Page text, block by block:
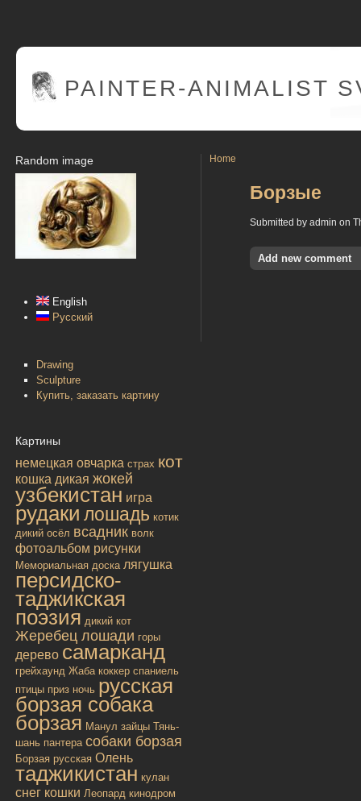
PAINTER-ANIMALIST
Random image
English
Русский
Drawing
Sculpture
Купить, заказать картину
Картины
немецкая овчарка страх кот
кошка дикая жокей
узбекистан игра
рудаки лошадь котик
дикий осёл всадник волк
фотоальбом рисунки
Мемориальная доска лягушка
персидско-
таджикская
поэзия дикий кот
Жеребец лошади горы
дерево самарканд
грейхаунд Жаба коккер спаниель
птицы приз ночь русская
борзая собака
борзая Манул зайцы Тянь-
шань пантера собаки борзая
Борзая русская Олень
таджикистан кулан
снег кошки Леопард кинодром
Home
Борзые
Submitted by admin on
Add new comment